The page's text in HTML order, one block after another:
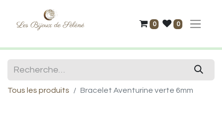
0 0
Tous les produits Bracelet Aventurine verte 6mm